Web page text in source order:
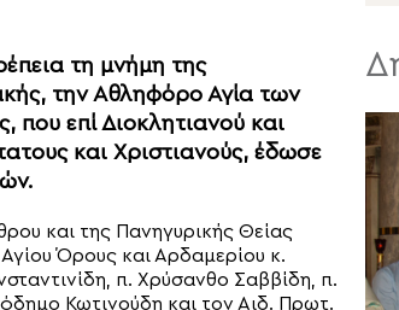
τη μνήμη της
την Αθληφόρο Αγία των
που επί Διοκλητιανού και
και Χριστιανούς, έδωσε
και της Πανηγυρικής Θείας
Όρους και Αρδαμερίου κ.
π. Χρύσανθο Σαββίδη, π.
Κωτινούδη και τον Αιδ. Πρωτ.